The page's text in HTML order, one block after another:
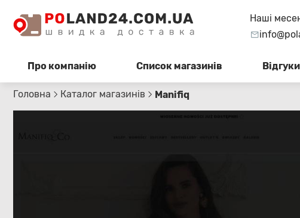
Наші
Про компанію Список магазинів Відгуки
Головна Каталог магазинів Manifiq